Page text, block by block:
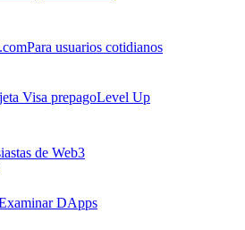
Para usuarios cotidianos
Visa prepagoLevel Up
de Web3
DApps